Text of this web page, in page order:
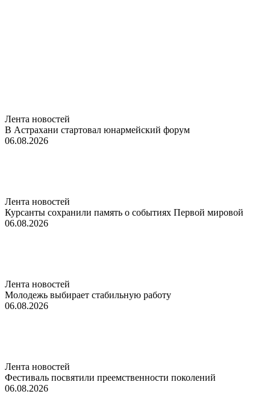
Лента новостей
В Астрахани стартовал юнармейский форум
06.08.2026
Лента новостей
Курсанты сохранили память о событиях Первой мировой
06.08.2026
Лента новостей
Молодежь выбирает стабильную работу
06.08.2026
Лента новостей
Фестиваль посвятили преемственности поколений
06.08.2026